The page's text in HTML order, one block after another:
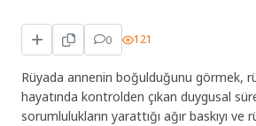
0 121
Rüyada annenin boğulduğunu görmek,
hayatında kontrolden çıkan duygusal
sorumlulukların yarattığı ağır baskıyı ve